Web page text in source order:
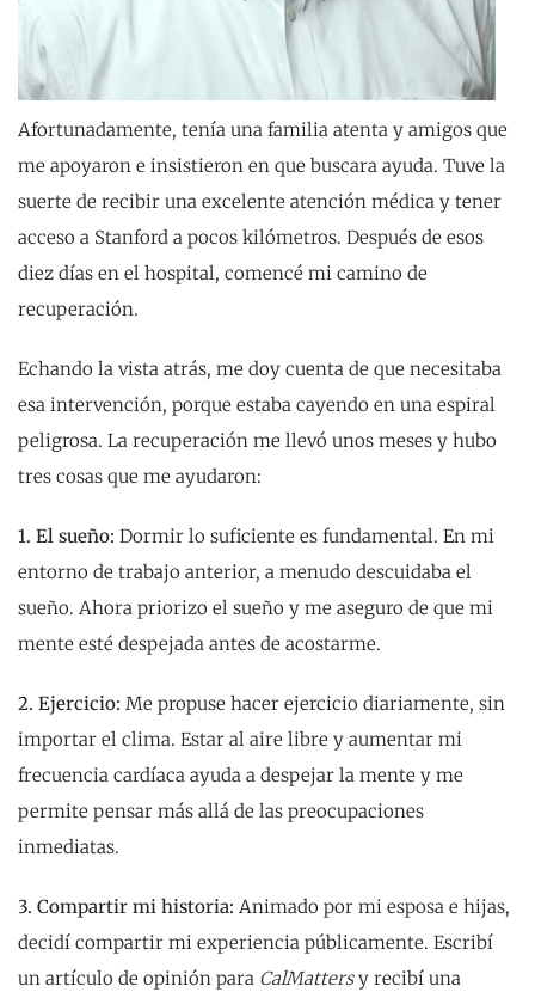
Afortunadamente, tenía una familia atenta y amigos que
me apoyaron e insistieron en que buscara ayuda. Tuve la
suerte de recibir una excelente atención médica y tener
acceso a Stanford a pocos kilómetros. Después de esos
diez días en el hospital, comencé mi camino de
recuperación.
Echando la vista atrás, me doy cuenta de que necesitaba
esa intervención, porque estaba cayendo en una espiral
peligrosa. La recuperación me llevó unos meses y hubo
tres cosas que me ayudaron:
1. El sueño: Dormir lo suficiente es fundamental. En mi
entorno de trabajo anterior, a menudo descuidaba el
sueño. Ahora priorizo el sueño y me aseguro de que mi
mente esté despejada antes de acostarme.
2. Ejercicio: Me propuse hacer ejercicio diariamente, sin
importar el clima. Estar al aire libre y aumentar mi
frecuencia cardíaca ayuda a despejar la mente y me
permite pensar más allá de las preocupaciones
inmediatas.
3. Compartir mi historia: Animado por mi esposa e hijas,
decidí compartir mi experiencia públicamente. Escribí
un artículo de opinión para CalMattersy recibí una